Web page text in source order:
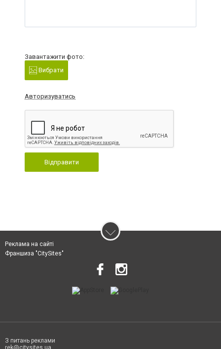
Завантажити фото:
Вибрати
Авторизуватись
Відправити
Реклама на сайті
Франшиза "CitySites"
З питань реклами
rek@citysites.ua